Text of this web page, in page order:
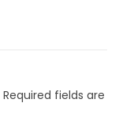
Required fields are